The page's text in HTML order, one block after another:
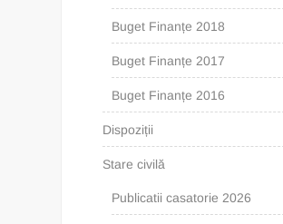
Buget Finanțe 2018
Buget Finanțe 2017
Buget Finanțe 2016
Dispoziții
Stare civilă
Publicatii casatorie 2026